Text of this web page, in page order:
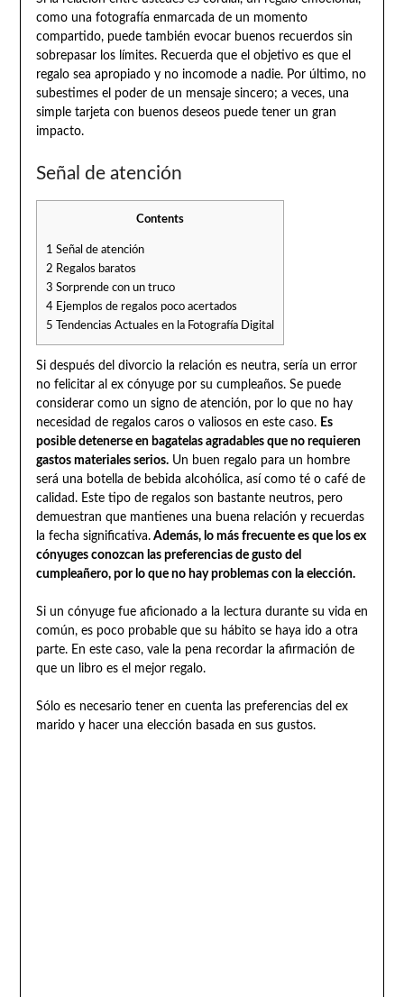
como una fotografía enmarcada de un momento
compartido, puede también evocar buenos recuerdos sin
sobrepasar los límites. Recuerda que el objetivo es que el
regalo sea apropiado y no incomode a nadie. Por último, no
subestimes el poder de un mensaje sincero; a veces, una
simple tarjeta con buenos deseos puede tener un gran
impacto.
Señal de atención
Contents
1 Señal de atención
2 Regalos baratos
3 Sorprende con un truco
4Ejemplos de regalos poco acertados
5 Tendencias Actuales en la Fotografía Digital
Si después del divorcio la relación es neutra, sería un error
no felicitar al ex cónyuge por su cumpleaños. Se puede
considerar como un signo de atención, por lo que no hay
necesidad de regalos caros o valiosos en este caso. Es
posible detenerse en bagatelas agradables que no requieren
gastos materiales serios.Un buen regalo para un hombre
será una botella de bebida alcohólica, así como té o café de
calidad. Este tipo de regalos son bastante neutros, pero
demuestran que mantienes una buena relación y recuerdas
la fecha significativa.Además, lo más frecuente es que los ex
cónyuges conozcan las preferencias de gusto del
cumpleañero, por lo que no hay problemas con la elección.
Si un cónyuge fue aficionado a la lectura durante su vida en
común, es poco probable que su hábito se haya ido a otra
parte. En este caso, vale la pena recordar la afirmación de
que un libro es el mejor regalo.
Sólo es necesario tener en cuenta las preferencias del ex
marido y hacer una elección basada en sus gustos.